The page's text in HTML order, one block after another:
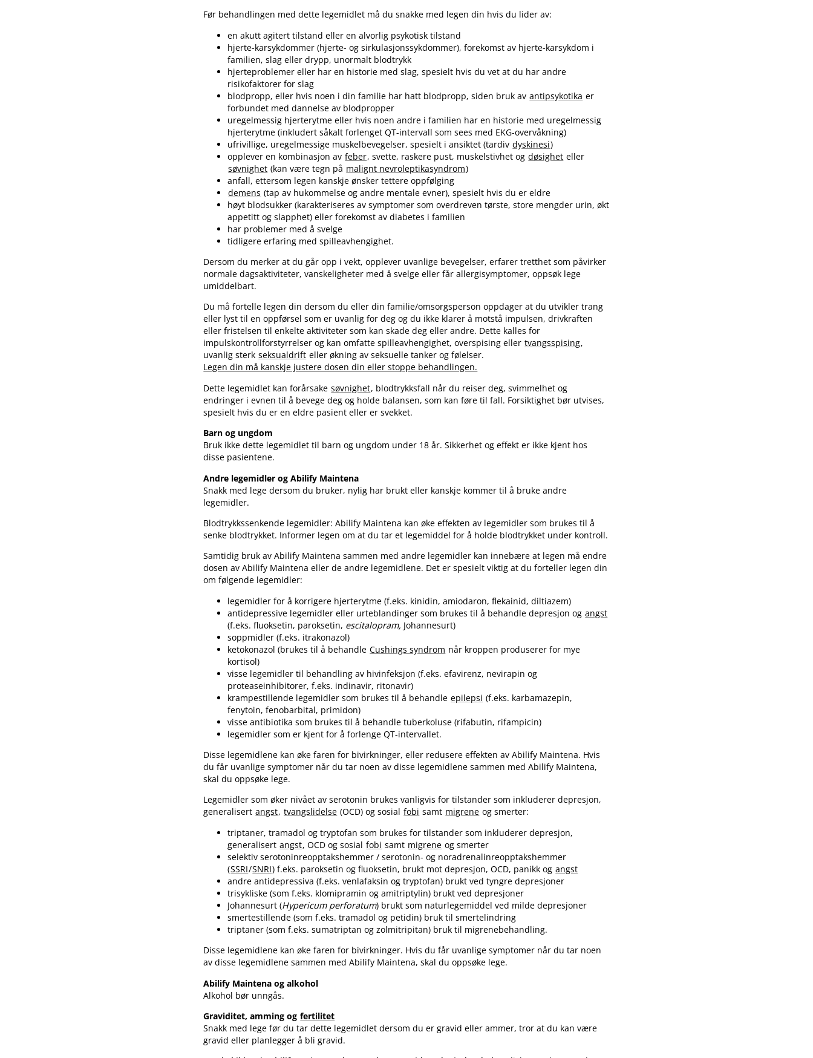
Før behandlingen med dette legemidlet må du snakke med legen din hvis du lider av:
en akutt agitert tilstand eller en alvorlig psykotisk tilstand
hjerte-karsykdommer (hjerte- og sirkulasjonssykdommer), forekomst av hjerte-karsykdom i
familien, slag eller drypp, unormalt blodtrykk
hjerteproblemer eller har en historie med slag, spesielt hvis du vet at du har andre
risikofaktorer for slag
blodpropp, eller hvis noen i din familie har hatt blodpropp, siden bruk av antipsykotika er
forbundet med dannelse av blodpropper
uregelmessig hjerterytme eller hvis noen andre i familien har en historie med uregelmessig
hjerterytme (inkludert såkalt forlenget QT-intervall som sees med EKG-overvåkning)
ufrivillige, uregelmessige muskelbevegelser, spesielt i ansiktet (tardiv dyskinesi)
opplever en kombinasjon av feber, svette, raskere pust, muskelstivhet og døsighet eller
søvnighet (kan være tegn på malignt nevroleptikasyndrom)
anfall, ettersom legen kanskje ønsker tettere oppfølging
demens (tap av hukommelse og andre mentale evner), spesielt hvis du er eldre
høyt blodsukker (karakteriseres av symptomer som overdreven tørste, store mengder urin, økt
appetitt og slapphet) eller forekomst av diabetes i familien
har problemer med å svelge
tidligere erfaring med spilleavhengighet.
Dersom du merker at du går opp i vekt, opplever uvanlige bevegelser, erfarer tretthet som påvirker
normale dagsaktiviteter, vanskeligheter med å svelge eller får allergisymptomer, oppsøk lege
umiddelbart.
Du må fortelle legen din dersom du eller din familie​/​omsorgsperson oppdager at du utvikler trang
eller lyst til en oppførsel som er uvanlig for deg og du ikke klarer å motstå impulsen, drivkraften
eller fristelsen til enkelte aktiviteter som kan skade deg eller andre. Dette kalles for
impulskontrollforstyrrelser og kan omfatte spilleavhengighet, overspising eller tvangsspising,
uvanlig sterk seksualdrift eller økning av seksuelle tanker og følelser.
Legen din må kanskje justere dosen din eller stoppe behandlingen.
Dette legemidlet kan forårsake søvnighet, blodtrykksfall når du reiser deg, svimmelhet og
endringer i evnen til å bevege deg og holde balansen, som kan føre til fall. Forsiktighet bør utvises,
spesielt hvis du er en eldre pasient eller er svekket.
Barn og ungdom
Bruk ikke dette legemidlet til barn og ungdom under 18 år. Sikkerhet og effekt er ikke kjent hos
disse pasientene.
Andre legemidler og Abilify Maintena
Snakk med lege dersom du bruker, nylig har brukt eller kanskje kommer til å bruke andre
legemidler.
Blodtrykkssenkende legemidler: Abilify Maintena kan øke effekten av legemidler som brukes til å
senke blodtrykket. Informer legen om at du tar et legemiddel for å holde blodtrykket under kontroll.
Samtidig bruk av Abilify Maintena sammen med andre legemidler kan innebære at legen må endre
dosen av Abilify Maintena eller de andre legemidlene. Det er spesielt viktig at du forteller legen din
om følgende legemidler:
legemidler for å korrigere hjerterytme (f.eks. kinidin, amiodaron, flekainid, diltiazem)
antidepressive legemidler eller urteblandinger som brukes til å behandle depresjon og angst
(f.eks. fluoksetin, paroksetin, escitalopram, Johannesurt)
soppmidler (f.eks. itrakonazol)
ketokonazol (brukes til å behandle Cushings syndrom når kroppen produserer for mye
kortisol)
visse legemidler til behandling av hivinfeksjon (f.eks. efavirenz, nevirapin og
proteaseinhibitorer, f.eks. indinavir, ritonavir)
krampestillende legemidler som brukes til å behandle epilepsi (f.eks. karbamazepin,
fenytoin, fenobarbital, primidon)
visse antibiotika som brukes til å behandle tuberkoluse (rifabutin, rifampicin)
legemidler som er kjent for å forlenge QT-intervallet.
Disse legemidlene kan øke faren for bivirkninger, eller redusere effekten av Abilify Maintena. Hvis
du får uvanlige symptomer når du tar noen av disse legemidlene sammen med Abilify Maintena,
skal du oppsøke lege.
Legemidler som øker nivået av serotonin brukes vanligvis for tilstander som inkluderer depresjon,
generalisert angst, tvangslidelse (OCD) og sosial fobi samt migrene og smerter:
triptaner, tramadol og tryptofan som brukes for tilstander som inkluderer depresjon,
generalisert angst, OCD og sosial fobi samt migrene og smerter
selektiv serotoninreopptakshemmer / serotonin- og noradrenalinreopptakshemmer
(SSRI/SNRI) f.eks. paroksetin og fluoksetin, brukt mot depresjon, OCD, panikk og angst
andre antidepressiva (f.eks. venlafaksin og tryptofan) brukt ved tyngre depresjoner
trisykliske (som f.eks. klomipramin og amitriptylin) brukt ved depresjoner
Johannesurt (Hypericum perforatum) brukt som naturlegemiddel ved milde depresjoner
smertestillende (som f.eks. tramadol og petidin) bruk til smertelindring
triptaner (som f.eks. sumatriptan og zolmitripitan) bruk til migrenebehandling.
Disse legemidlene kan øke faren for bivirkninger. Hvis du får uvanlige symptomer når du tar noen
av disse legemidlene sammen med Abilify Maintena, skal du oppsøke lege.
Abilify Maintena og alkohol
Alkohol bør unngås.
Graviditet, amming og fertilitet
Snakk med lege før du tar dette legemidlet dersom du er gravid eller ammer, tror at du kan være
gravid eller planlegger å bli gravid.